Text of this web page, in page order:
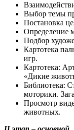
Выбор темы
Постановка
Определение
Подбор
Картотека
игр.
Картотека:
«Дикие
Библиотека:
моторики.
Просмотр
животных.